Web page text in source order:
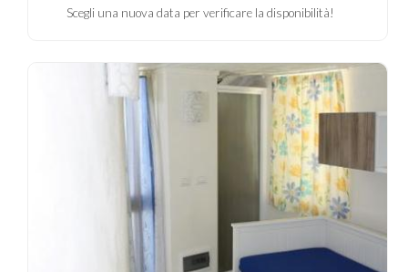
Scegli una nuova data per verificare la disponibilità!